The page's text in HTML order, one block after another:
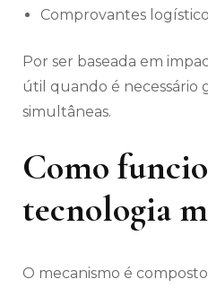
Comprovantes
Por ser baseada em
útil quando é necessário
simultâneas.
Como
tecnologia
O mecanismo é